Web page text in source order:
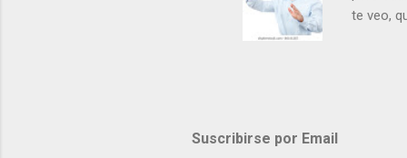
te veo,
porque
Suscribirse por Email